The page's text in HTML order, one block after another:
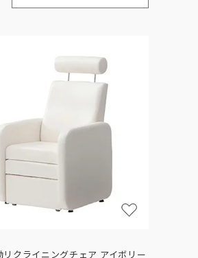
リクライニングチェア アイボリー